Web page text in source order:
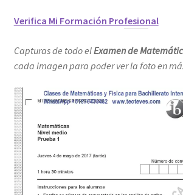
Verifica Mi Formación Profesional
Capturas de todo elExamen de
cada imagen para poder ver la foto en